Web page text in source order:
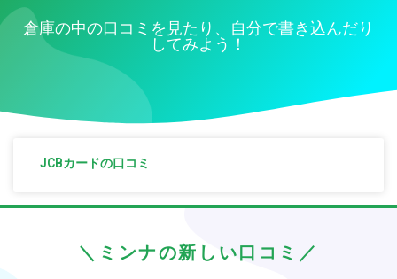
倉庫の中の口コミを見たり、自分で書き込んだり
してみよう！
JCBカードの口コミ
＼ミンナの新しい口コミ／